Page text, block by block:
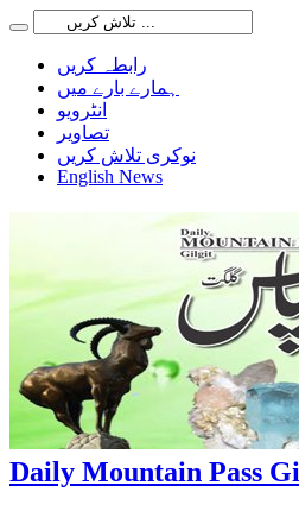
رابطہ کریں
ہمارے بارے میں
انٹرویو
تصاویر
نوکری تلاش کریں
English News
Daily Mountain Pass